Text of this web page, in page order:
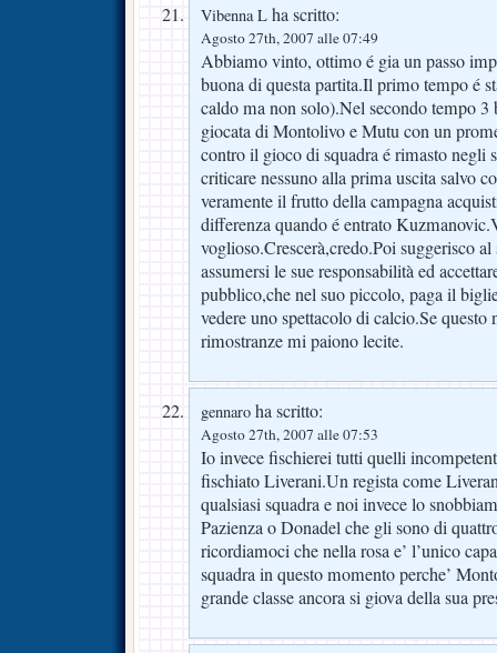
Vibenna L ha scritto:
Agosto 27th, 2007 alle 07:49
Abbiamo vinto, ottimo é gia un passo
buona di questa partita.Il primo tempo é
caldo ma non solo).Nel secondo tempo 3
giocata di Montolivo e Mutu con un
contro il gioco di squadra é rimasto negli
criticare nessuno alla prima uscita salvo
veramente il frutto della campagna
differenza quando é entrato
voglioso.Crescerà,credo.Poi suggerisco
assumersi le sue responsabilità ed
pubblico,che nel suo piccolo, paga il
vedere uno spettacolo di calcio.Se
rimostranze mi paiono lecite.
gennaro ha scritto:
Agosto 27th, 2007 alle 07:53
Io invece fischierei tutti quelli
fischiato Liverani.Un regista come
qualsiasi squadra e noi invece lo
Pazienza o Donadel che gli sono di
ricordiamoci che nella rosa e’ l’unico
squadra in questo momento perche’
grande classe ancora si giova della sua